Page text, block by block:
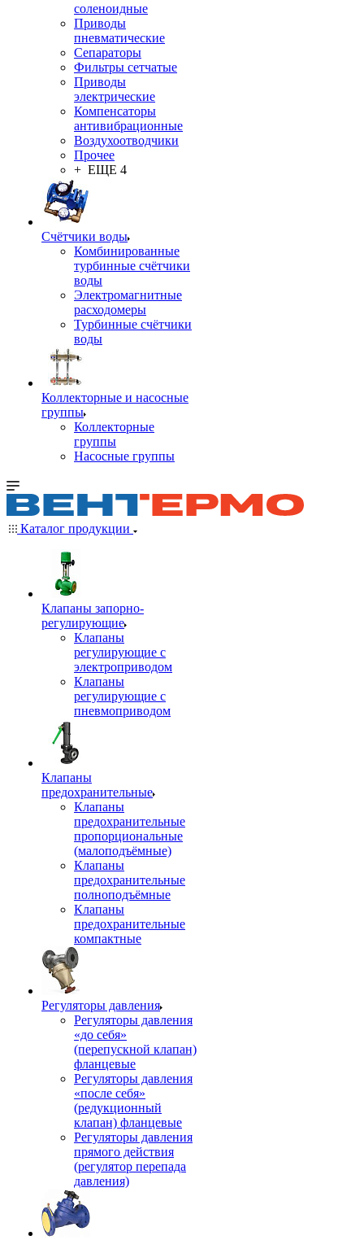
соленоидные
Приводы
пневматические
Сепараторы
Фильтры сетчатые
Приводы
электрические
Компенсаторы
антивибрационные
Воздухоотводчики
Прочее
+ ЕЩЕ 4
Счётчики воды
Комбинированные
турбинные счётчики
воды
Электромагнитные
расходомеры
Турбинные счётчики
воды
Коллекторные и насосные
группы
Коллекторные
группы
Насосные группы
Каталог продукции
Клапаны запорно-
регулирующие
Клапаны
регулирующие с
электроприводом
Клапаны
регулирующие с
пневмоприводом
Клапаны
предохранительные
Клапаны
предохранительные
пропорциональные
(малоподъёмные)
Клапаны
предохранительные
полноподъёмные
Клапаны
предохранительные
компактные
Регуляторы давления
Регуляторы давления
«до себя»
(перепускной клапан)
фланцевые
Регуляторы давления
«после себя»
(редукционный
клапан) фланцевые
Регуляторы давления
прямого действия
(регулятор перепада
давления)